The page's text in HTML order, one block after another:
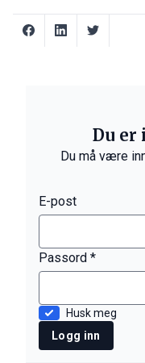
Du
Du må være
E-post
Passord *
Husk meg
Logg inn